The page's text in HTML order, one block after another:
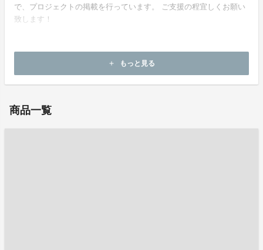
で、プロジェクトの掲載を行っています。 ご支援の程宜しくお願い
致します！
add もっと見る
商品一覧